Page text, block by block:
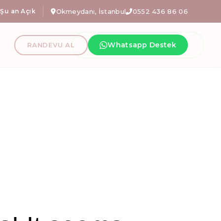
En İyi
özel avantajlı tanışma paketlerimizi keşfetmek için
Şu an Açık Okmeydanı, İstanbul 0552 436 86 06
RANDEVU AL Whatsapp Destek